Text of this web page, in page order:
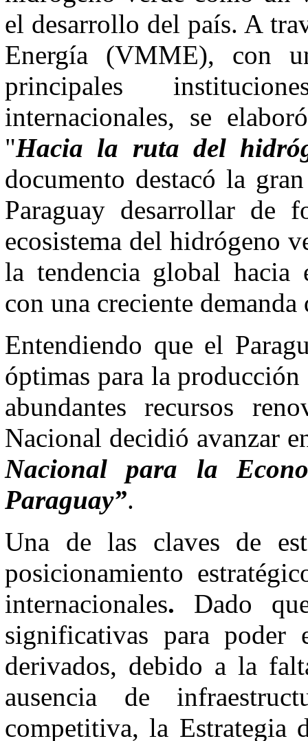
el desarrollo del país. A
Energía (VMME), con
principales
internacionales, se
"Hacia la ruta del
documento destacó la
Paraguay desarrollar de
ecosistema del hidrógeno
la tendencia global hacia
con una creciente
Entendiendo que el
óptimas para la
abundantes recursos
Nacional decidió avanzar
Nacional para la
Paraguay”.
Una de las claves de
posicionamiento
internacionales. Dado
significativas para poder
derivados, debido a la
ausencia de
competitiva, la Estrategia